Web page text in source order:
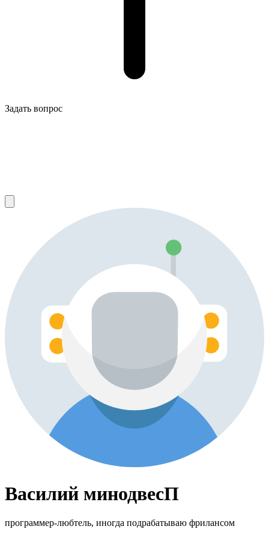
Задать вопрос
Василий минодвесП
программер-любтель, иногда подрабатываю фрилансом